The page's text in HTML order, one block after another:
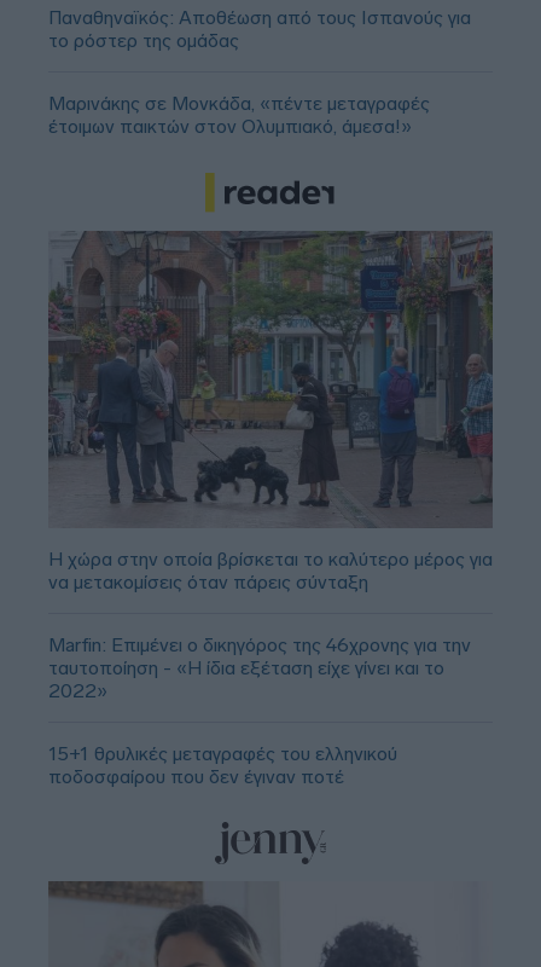
Παναθηναϊκός: Αποθέωση από τους Ισπανούς για
το ρόστερ της ομάδας
Μαρινάκης σε Μονκάδα, «πέντε μεταγραφές
έτοιμων παικτών στον Ολυμπιακό, άμεσα!»
Η χώρα στην οποία βρίσκεται το καλύτερο μέρος για
να μετακομίσεις όταν πάρεις σύνταξη
Marfin: Επιμένει ο δικηγόρος της 46χρονης για την
ταυτοποίηση - «Η ίδια εξέταση είχε γίνει και το
2022»
15+1 θρυλικές μεταγραφές του ελληνικού
ποδοσφαίρου που δεν έγιναν ποτέ